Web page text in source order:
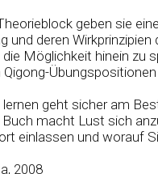
geben sie
und deren
die Möglichkeit hinein zu
lernen geht sicher am
macht Lust sich
einlassen und worauf
2008